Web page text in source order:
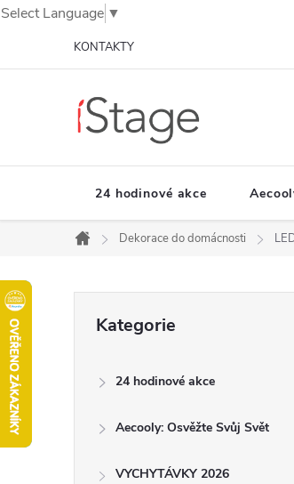
Select Language ▼
KONTAKTY
24 hodinové akce
Domů
Dekorace do domácnosti
kategorie
Kategorie
24 hodinové akce
Aecooly: Osvěžte Svůj Svět
VYCHYTÁVKY 2026